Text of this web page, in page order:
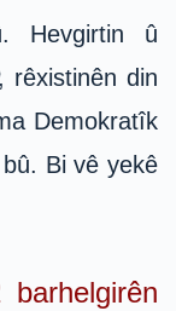
Hevgirtin û
rêxistinên din
Demokratîk
Bi vê yekê